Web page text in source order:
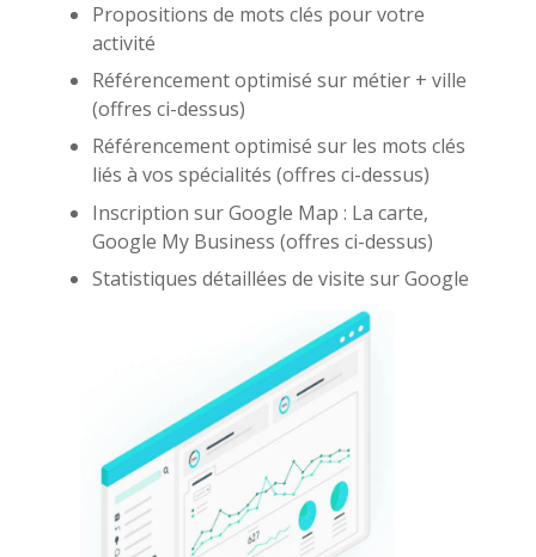
Propositions de mots clés pour votre
activité
Référencement optimisé sur métier + ville
(offres ci-dessus)
Référencement optimisé sur les mots clés
liés à vos spécialités (offres ci-dessus)
Inscription sur Google Map : La carte,
Google My Business (offres ci-dessus)
Statistiques détaillées de visite sur Google